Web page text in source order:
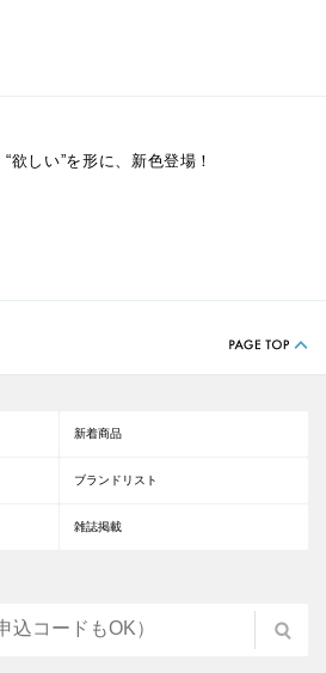
“欲しい”を形に、新色登場！
新着商品
ブランドリスト
雑誌掲載